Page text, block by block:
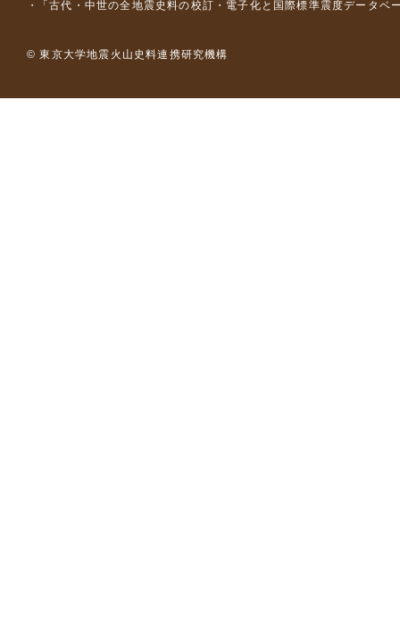
「古代・中世の全地震史料の校訂・電子化と国際標準震度データ
© 東京大学地震火山史料連携研究機構